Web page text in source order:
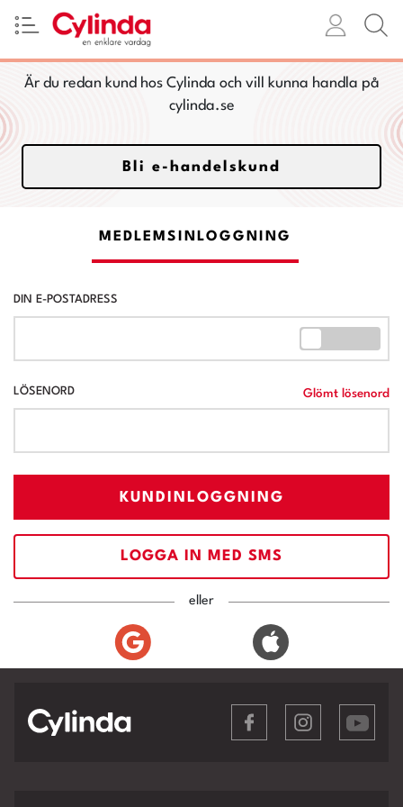
Är du redan kund hos Cylinda och vill kunna handla på
cylinda.se
Bli e-handelskund
MEDLEMSINLOGGNING
DIN E-POSTADRESS
LÖSENORD Glömt lösenord
KUNDINLOGGNING
LOGGA IN MED SMS
eller